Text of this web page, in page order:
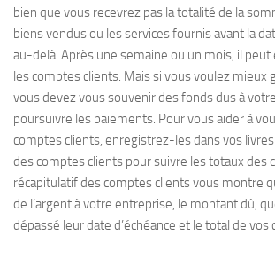
bien que vous recevrez pas la totalité de la
biens vendus ou les services fournis avant la
au-delà. Après une semaine ou un mois, il peut
les comptes clients. Mais si vous voulez mieux
vous devez vous souvenir des fonds dus à
poursuivre les paiements. Pour vous aider à
comptes clients, enregistrez-les dans vos
des comptes clients pour suivre les totaux des
récapitulatif des comptes clients vous montre
de l’argent à votre entreprise, le montant dû,
dépassé leur date d’échéance et le total de vos